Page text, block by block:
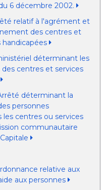
6 décembre 2002.
relatif à l'agrément et
des centres et
handicapées
déterminant les
centres et services
déterminant la
personnes
les centres ou services
communautaire
relative aux
aux personnes